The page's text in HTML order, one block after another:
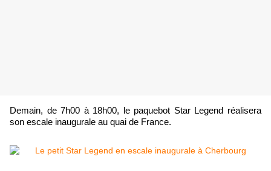
Demain, de 7h00 à 18h00, le paquebot Star Legend réalisera
son escale inaugurale au quai de France.